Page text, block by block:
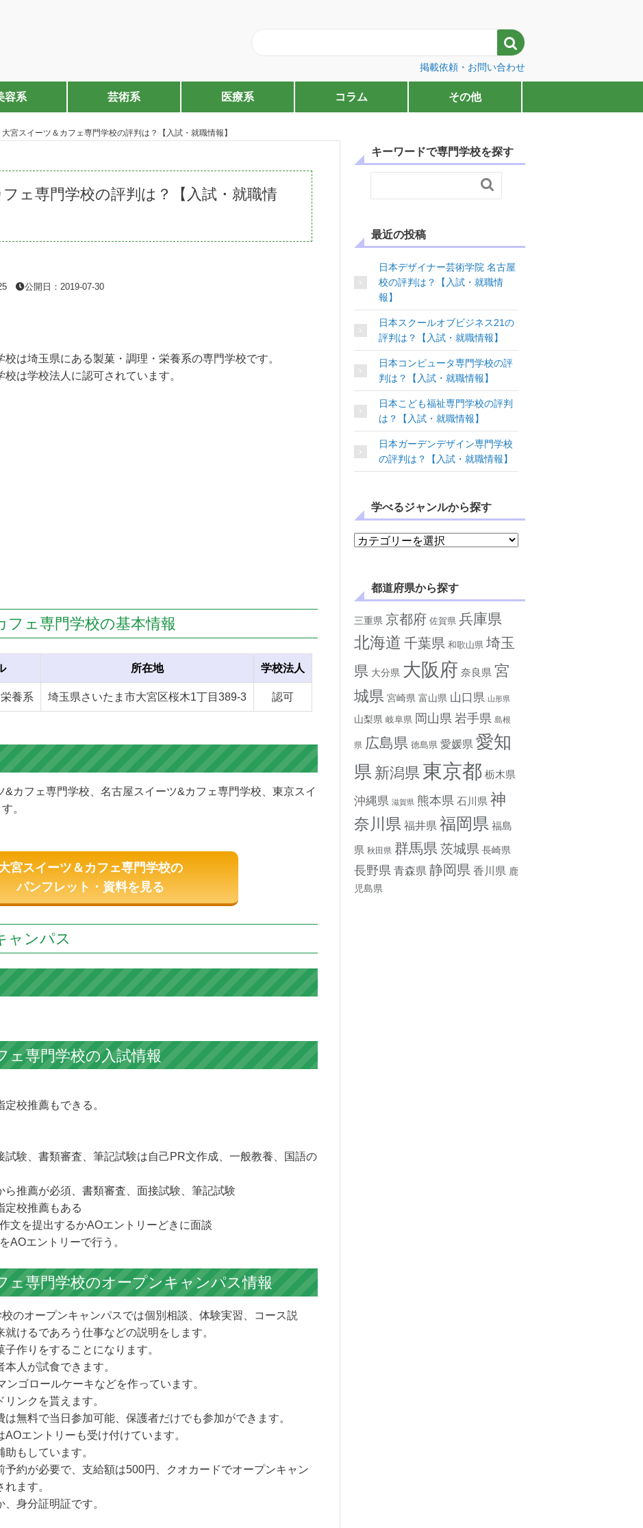

掲載依頼・お問い合わせ
容系 芸術系 医療系 コラム その他
大宮スイーツ＆カフェ専門学校の評判は？【入試・就職情報】
ェ専門学校の評判は？【入試・就職情
公開日：2019-07-30
は埼玉県にある製菓・調理・栄養系の専門学校です。
は学校法人に認可されています。
フェ専門学校の基本情報
所在地 学校法人
養系 埼玉県さいたま市大宮区桜木1丁目389-3 認可
カフェ専門学校、名古屋スイーツ&カフェ専門学校、東京スイ
。
宮スイーツ＆カフェ専門学校の
パンフレット・資料を見る
ャンパス
ェ専門学校の入試情報
校推薦もできる。
試験、書類審査、筆記試験は自己PR文作成、一般教養、国語の
ら推薦が必須、書類審査、面接試験、筆記試験
定校推薦もある
文を提出するかAOエントリーどきに面談
AOエントリーで行う。
ェ専門学校のオープンキャンパス情報
のオープンキャンパスでは個別相談、体験実習、コース説
けるであろう仕事などの説明をします。
作りをすることになります。
人が試食できます。
ゴロールケーキなどを作っています。
ンクを貰えます。
無料で当日参加可能、保護者だけでも参加ができます。
エントリーも受け付けています。
助もしています。
予約が必要で、支給額は500円、クオカードでオープンキャン
ます。
身分証明証です。
キーワードで専門学校を探す

最近の投稿
日本デザイナー芸術学院 名古屋
校の評判は？【入試・就職情
報】
日本スクールオブビジネス21の
評判は？【入試・就職情報】
日本コンピュータ専門学校の評
判は？【入試・就職情報】
日本こども福祉専門学校の評判
は？【入試・就職情報】
日本ガーデンデザイン専門学校
の評判は？【入試・就職情報】
学べるジャンルから探す
学べるジャンルから探す
都道府県から探す
三重県 京都府 佐賀県 兵庫県
北海道 千葉県 和歌山県 埼玉
県 大分県 大阪府 奈良県 宮
城県 宮崎県 富山県 山口県 山形県
山梨県 岐阜県 岡山県 岩手県 島根
県 広島県 徳島県 愛媛県 愛知
県 新潟県 東京都 栃木県
沖縄県 滋賀県 熊本県 石川県 神
奈川県 福井県 福岡県 福島
県 秋田県 群馬県 茨城県 長崎県
長野県 青森県 静岡県 香川県 鹿
児島県